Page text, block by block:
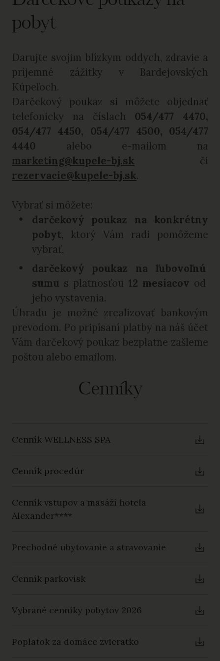
pobyt
Darujte svojim blízkym oddych, zdravie a
príjemné zážitky v Bardejovských
Kúpeľoch.
Darčekový poukaz si môžete objednať
telefonicky na číslach 054/477 4470,
054/477 4450, 054/477 4500, 054/477
4440 alebo e-mailom na
marketing@kupele-bj.sk či
rezervacie@kupele-bj.sk.
Vybrať si môžete:
darčekový poukaz na konkrétny
pobyt, ktorý Vám radi pomôžeme
vybrať,
darčekový poukaz na ľubovoľnú
sumu s platnosťou 12 mesiacov od
jeho vystavenia.
Úhradu je možné zrealizovať bankovým
prevodom. Po pripísaní platby na náš účet
Vám darčekový poukaz bezplatne zašleme
poštou alebo emailom.
Cenníky
Cenník WELLNESS SPA
Cenník procedúr
Cenník vstupov a masáží hotela
Alexander****
Prechodné ubytovanie a stravovanie
Cenník parkovísk
Vybrané cenníky pobytov 2026
Poplatok za domáce zvieratko